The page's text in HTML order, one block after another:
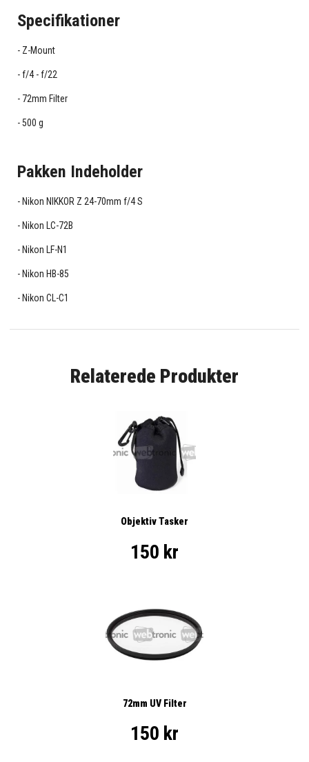
Specifikationer
Z-Mount
f/4 - f/22
72mm Filter
500 g
Pakken Indeholder
Nikon NIKKOR Z 24-70mm f/4 S
Nikon LC-72B
Nikon LF-N1
Nikon HB-85
Nikon CL-C1
Relaterede Produkter
Objektiv Tasker
150 kr
72mm UV Filter
150 kr